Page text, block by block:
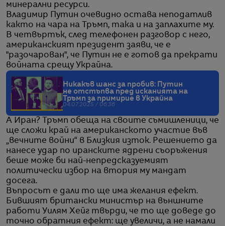
минерални ресурси.
Владимир Путин очевидно остава неподатлив
както на чара на Тръмп, така и на заплахите му.
В четвъртък, след телефонен разговор с него,
американският президент заяви, че е
"разочарован", че Путин не е готов да прекрати
войната срещу Украйна.
Никакъв шанс за пробив: Путин
не отстъпва пред исканията на
Тръмп за примирие в Украйна
04.07.2025 / 06:36
А Иран? Тръмп обеща на своите съмишленици, че
ще сложи край на американското участие във
„вечните войни“ в Близкия изток. Решението да
нанесе удар по иранските ядрени съоръжения
беше може би най-непредсказуемият
политически избор на втория му мандат
досега.
Въпросът е дали то ще има желания ефект.
Бившият британски министър на външните
работи Уилям Хейг твърди, че то ще доведе до
точно обратния ефект: ще увеличи, а не намали